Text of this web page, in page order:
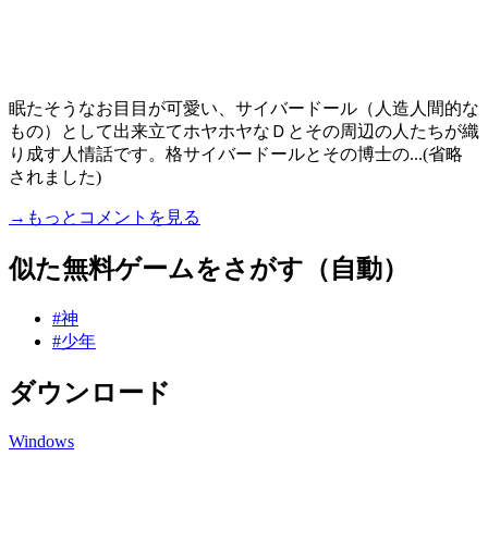
眠たそうなお目目が可愛い、サイバードール（人造人間的な
もの）として出来立てホヤホヤなＤとその周辺の人たちが織
り成す人情話です。格サイバードールとその博士の...(省略
されました)
→もっとコメントを見る
似た無料ゲームをさがす（自動）
#神
#少年
ダウンロード
Windows